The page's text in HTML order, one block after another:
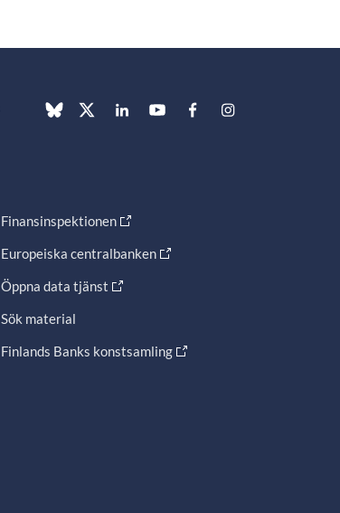
Finansinspektionen
Europeiska centralbanken
Öppna data tjänst
Sök material
Finlands Banks konstsamling